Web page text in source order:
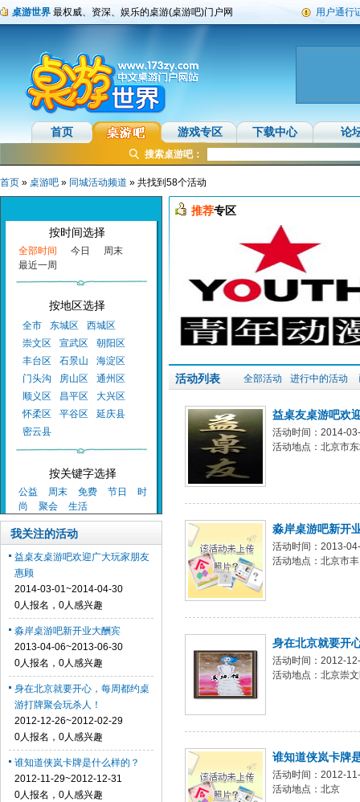
桌游世界 最权威、资深、娱乐的桌游(桌游吧)门户网 用户通行
首页 游戏专区 下载中心 论
搜索桌游吧：
首页 » 桌游吧 » 同城活动频道 » 共找到58个活动
按时间选择
全部时间 今日
周末
最近一周
按地区选择
全市 东城区
西城区
崇文区
宣武区
朝阳区
丰台区
石景山
海淀区
门头沟
房山区
通州区
顺义区
昌平区
大兴区
怀柔区
平谷区
延庆县
密云县
按关键字选择
公益 周末 免费 节日
时
尚
聚会 生活
我关注的活动
益桌友桌游吧欢迎广大玩家朋友
惠顾
2014-03-01~2014-04-30
0人报名，0人感兴趣
淼岸桌游吧新开业大酬宾
2013-04-06~2013-06-30
0人报名，0人感兴趣
身在北京就要开心，每周都约桌
游打牌聚会玩杀人！
2012-12-26~2012-02-29
0人报名，0人感兴趣
谁知道侠岚卡牌是什么样的？
2012-11-29~2012-12-31
0人报名，0人感兴趣
推荐专区
活动列表 全部活动 进行中的活动
益桌友桌游吧欢
活动时间：2014-
活动地点：北京市
淼岸桌游吧新开
活动时间：2013-
活动地点：北京市
身在北京就要开
活动时间：2012-
活动地点：北京崇
谁知道侠岚卡牌
活动时间：2012-
活动地点：北京